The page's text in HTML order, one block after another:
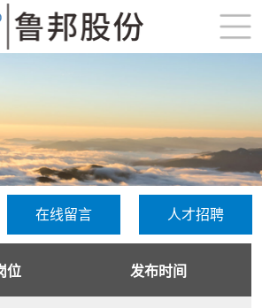
在线留言 人才招聘
位 发布时间